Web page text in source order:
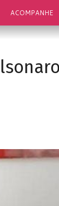
ACOMPANHE